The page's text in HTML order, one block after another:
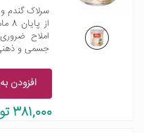
سرلاک گندم
از
املاح
جسمی و
افزودن
381,000 تومان